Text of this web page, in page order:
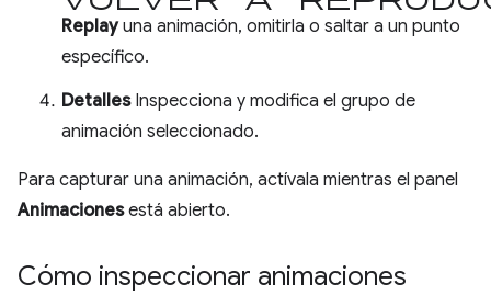
Replayuna animación, omitirla o saltar a un punto
específico.
DetallesInspecciona y modifica el grupo de
animación seleccionado.
Para capturar una animación, actívala mientras el panel
Animacionesestá abierto.
Cómo inspeccionar animaciones